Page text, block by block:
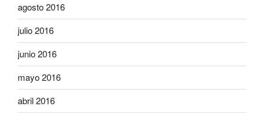
agosto 2016
julio 2016
junio 2016
mayo 2016
abril 2016